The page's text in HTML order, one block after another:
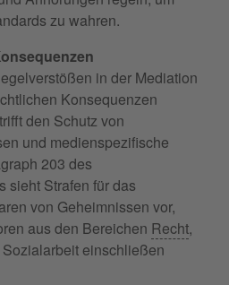
zu wahren.
in der Mediation
Konsequenzen
den Schutz von
und medienspezifische
203 des
sieht Strafen für das
von Geheimnissen vor,
aus den Bereichen Recht,
einschließen